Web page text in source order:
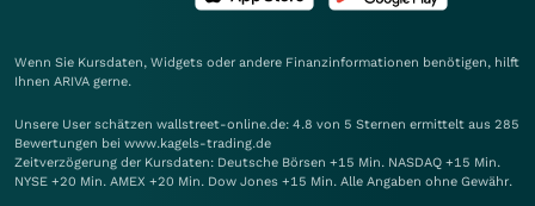
Wenn Sie Kursdaten, Widgets oder andere Finanzinformationen benötigen, hilft
Ihnen ARIVA gerne.
Unsere User schätzen wallstreet-online.de: 4.8 von 5 Sternen ermittelt aus 285
Bewertungen bei www.kagels-trading.de
Zeitverzögerung der Kursdaten: Deutsche Börsen +15 Min. NASDAQ +15 Min.
NYSE +20 Min. AMEX +20 Min. Dow Jones +15 Min. Alle Angaben ohne Gewähr.